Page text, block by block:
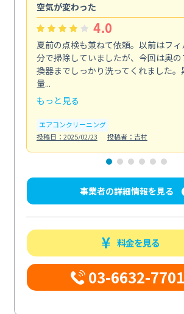
空気が変わった
4.0
夏前の点検も兼ねて依頼。以前はフ
分で掃除していましたが、今回は奥
換器までしっかり洗ってくれました
量...
もっと見る
エアコンクリーニング
投稿日：2025/02/23
投稿者：吉村
事業者の詳細情報を見る
料金を見る
03-6632-7701